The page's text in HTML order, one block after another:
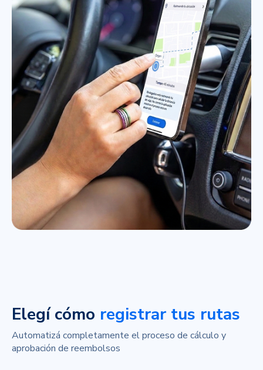
Elegí cómo registrar tus rutas
Automatizá completamente el proceso de cálculo y
aprobación de reembolsos